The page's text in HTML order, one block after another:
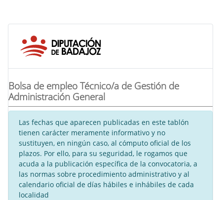
Bolsa de empleo Técnico/a de Gestión de
Administración General
Las fechas que aparecen publicadas en este tablón
tienen carácter meramente informativo y no
sustituyen, en ningún caso, al cómputo oficial de los
plazos. Por ello, para su seguridad, le rogamos que
acuda a la publicación específica de la convocatoria, a
las normas sobre procedimiento administrativo y al
calendario oficial de días hábiles e inhábiles de cada
localidad